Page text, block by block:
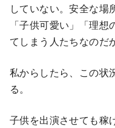
していない。安全な場
「子供可愛い」「理
てしまう人たちなのだ
私からしたら、この状
る。
子供を出演させても稼